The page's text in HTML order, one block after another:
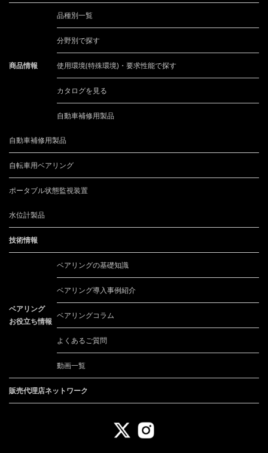
商品情報
品種別一覧
分野別で探す
使用環境(特殊環境)・要求性能で探す
カタログを見る
自動車補修用製品
自動車補修用製品
自転車用ベアリング
ポータブル状態監視装置
水位計製品
技術情報
ベアリング
お役立ち情報
ベアリングの基礎知識
ベアリング導入事例紹介
ベアリングコラム
よくあるご質問
動画一覧
販売代理店ネットワーク